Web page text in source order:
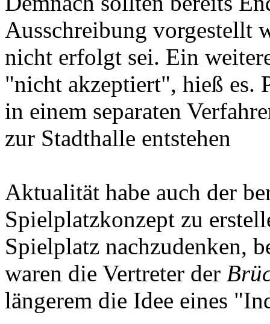
Ausschreibung vorgestellt
nicht erfolgt sei. Ein
"nicht akzeptiert", hieß es.
in einem separaten
zur Stadthalle entstehen
Aktualität habe auch der
Spielplatzkonzept zu
Spielplatz nachzudenken,
waren die Vertreter der
längerem die Idee eines